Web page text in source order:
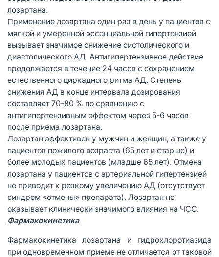
лозартана.
Применение лозартана один раз в день у пациентов с
мягкой и умеренной эссенциальной гипертензией
вызывает значимое снижение систолического и
диастолического АД. Антигипертензивное действие
продолжается в течение 24 часов с сохранением
естественного циркадного ритма АД. Степень
снижения АД в конце интервала дозирования
составляет 70-80 % по сравнению с
антигипертензивным эффектом через 5-6 часов
после приема лозартана.
Лозартан эффективен у мужчин и женщин, а также у
пациентов пожилого возраста (65 лет и старше) и
более молодых пациентов (младше 65 лет). Отмена
лозартана у пациентов с артериальной гипертензией
не приводит к резкому увеличению АД (отсутствует
синдром «отмены» препарата). Лозартан не
оказывает клинически значимого влияния на ЧСС.
Фармакокинетика
Фармакокинетика лозартана и гидрохлоротиазида
при одновременном приеме не отличается от таковой